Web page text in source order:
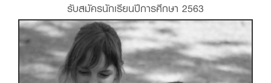
รับสมัครนักเรียนปีการศึกษา 2563